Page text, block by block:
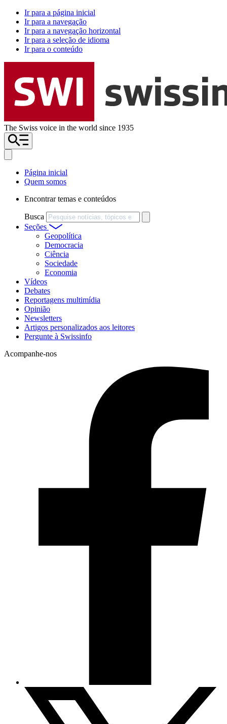
Ir para a página inicial
Ir para a navegação
Ir para a navegação horizontal
Ir para a seleção de idioma
Ir para o conteúdo
The Swiss voice in the world since 1935
Página inicial
Quem somos
Encontrar temas e conteúdos
Busca
Seções
Geopolítica
Democracia
Ciência
Sociedade
Economia
Vídeos
Debates
Reportagens multimídia
Opinião
Newsletters
Artigos personalizados aos leitores
Pergunte à Swissinfo
Acompanhe-nos